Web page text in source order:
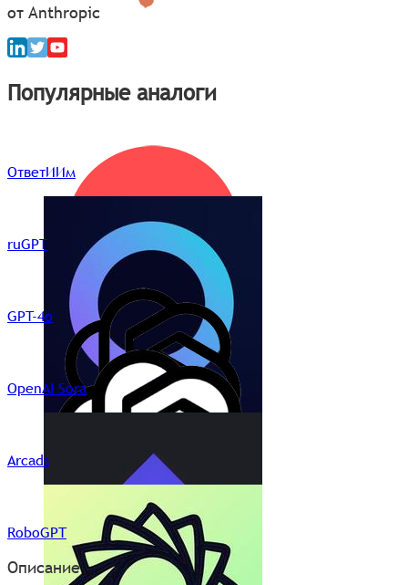
от Anthropic
Популярные аналоги
ОтветИИм
ruGPT
GPT-4o
OpenAI Sora
Arcads
RoboGPT
Описание